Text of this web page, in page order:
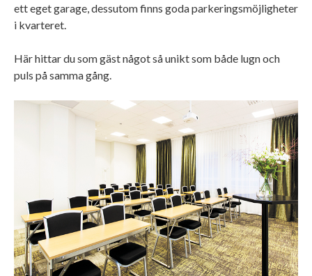
ett eget garage, dessutom finns goda parkeringsmöjligheter
i kvarteret.
Här hittar du som gäst något så unikt som både lugn och
puls på samma gång.